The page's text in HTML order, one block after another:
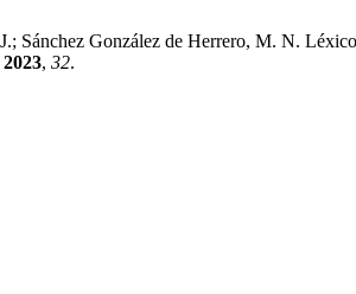
Sánchez González de Herrero, M. N.
2023, 32.